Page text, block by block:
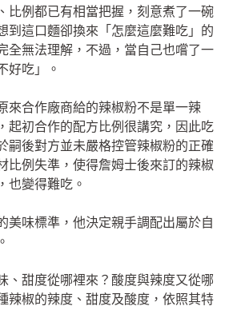
比例都已有相當把握，刻意煮了一碗
到這口麵卻換來「怎麼這麼難吃」的
全無法理解，不過，當自己也嚐了一
好吃」。
來合作廠商給的辣椒粉不是單一辣
起初合作的配方比例很講究，因此吃
嗣後對方並未嚴格控管辣椒粉的正確
比例失準，使得詹姆士後來訂的辣椒
也變得難吃。
美味標準，他決定親手調配出屬於自
、甜度從哪裡來？酸度與辣度又從哪
辣椒的辣度、甜度及酸度，依照其特